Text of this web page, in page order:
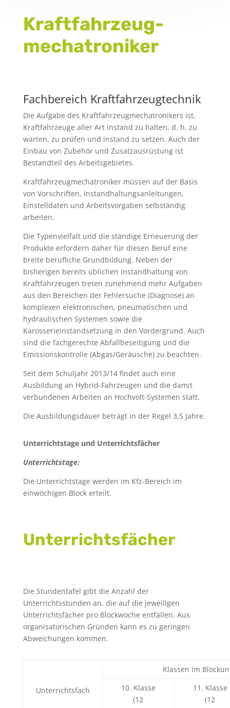
Kraftfahrzeug
mechatroniker
Fachbereich Kraftfahrzeugtechnik
Die Aufgabe des Kraftfahrzeugmechatronikers ist,
Kraftfahrzeuge aller Art instand zu halten, d. h. zu
warten, zu prüfen und instand zu setzen. Auch der
Einbau von Zubehör und Zusatzausrüstung ist
Bestandteil des Arbeitsgebietes.
Kraftfahrzeugmechatroniker müssen auf der Basis
von Vorschriften, Instandhaltungsanleitungen,
Einstelldaten und Arbeitsvorgaben selbständig
arbeiten.
Die Typenvielfalt und die ständige Erneuerung der
Produkte erfordern daher für diesen Beruf eine
breite berufliche Grundbildung. Neben der
bisherigen bereits üblichen Instandhaltung von
Kraftfahrzeugen treten zunehmend mehr Aufgaben
aus den Bereichen der Fehlersuche (Diagnose) an
komplexen elektronischen, pneumatischen und
hydraulischen Systemen sowie die
Karosserieinstandsetzung in den Vordergrund. Auch
sind die fachgerechte Abfallbeseitigung und die
Emissionskontrolle (Abgas/Geräusche) zu beachten.
Seit dem Schuljahr 2013/14 findet auch eine
Ausbildung an Hybrid-Fahrzeugen und die damit
verbundenen Arbeiten an Hochvolt-Systemen statt.
Die Ausbildungsdauer beträgt in der Regel 3,5 Jahre.
Unterrichtstage und Unterrichtsfächer
Unterrichtstage:
Die Unterrichtstage werden im Kfz-Bereich im
einwöchigen Block erteilt.
Unterrichtsfächer
Die Stundentafel gibt die Anzahl der
Unterrichtsstunden an, die auf die jeweiligen
Unterrichtsfächer pro Blockwoche entfallen. Aus
organisatorischen Gründen kann es zu geringen
Abweichungen kommen.
Unterrichtsfach
Klassen im
10. Klasse
(12
11. Klasse
(12